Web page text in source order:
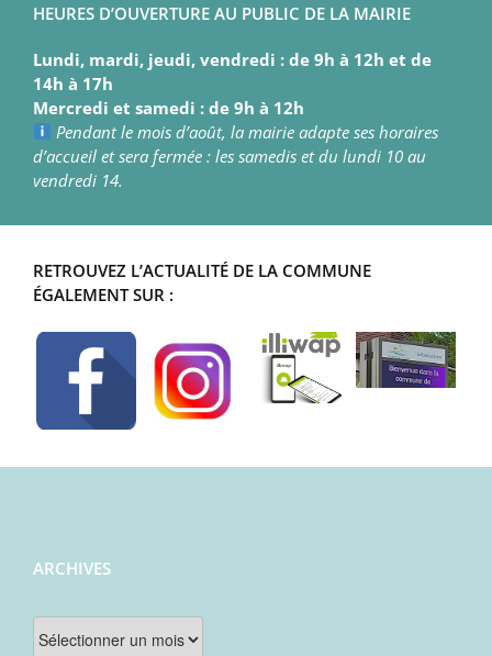
HEURES D’OUVERTURE AU PUBLIC DE LA MAIRIE
Lundi, mardi, jeudi, vendredi : de 9h à 12h et de
14h à 17h
Mercredi et samedi : de 9h à 12h
Pendant le mois d’août, la mairie adapte ses horaires
d’accueil et sera fermée : les samedis et du lundi 10 au
vendredi 14.
RETROUVEZ L’ACTUALITÉ DE LA COMMUNE
ÉGALEMENT SUR :
ARCHIVES
Archives